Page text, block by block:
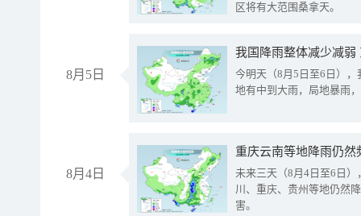
区将有大范围桑拿天。
8月5日
我国降雨整体减少减弱
今明天（8月5日至6日）
地有中到大雨，局地暴雨
8月4日
重庆云南等地降雨仍然
未来三天（8月4日至6日
川、重庆、贵州等地仍然
害。